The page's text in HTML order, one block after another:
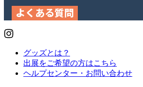
よくある質問
グッズとは？
出展をご希望の方はこちら
ヘルプセンター・お問い合わせ